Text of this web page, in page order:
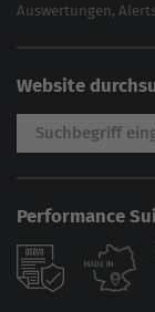
Auswertungen,
Website
Performance